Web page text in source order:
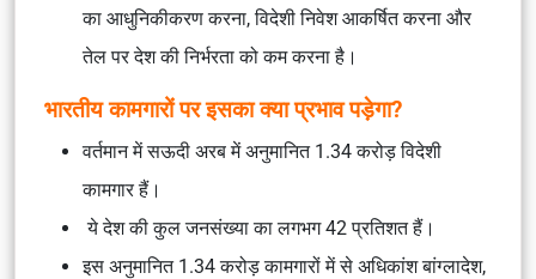
का आधुनिकीकरण करना, विदेशी निवेश आकर्षित करना और
तेल पर देश की निर्भरता को कम करना है।
भारतीय कामगारों पर इसका क्या प्रभाव पड़ेगा?
वर्तमान में सऊदी अरब में अनुमानित 1.34 करोड़ विदेशी
कामगार हैं।
ये देश की कुल जनसंख्या का लगभग 42 प्रतिशत हैं।
इस अनुमानित 1.34 करोड़ कामगारों में से अधिकांश बांग्लादेश,